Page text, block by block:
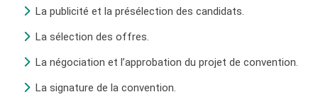
La publicité et la présélection des candidats.
La sélection des offres.
La négociation et l’approbation du projet de convention.
La signature de la convention.